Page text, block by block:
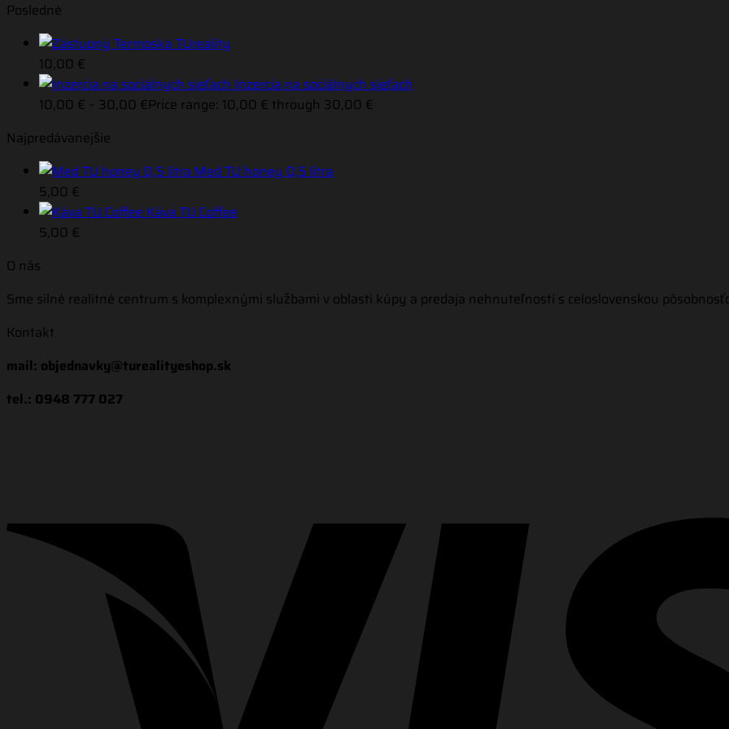
Posledné
Termoska TUreality
10,00 €
Inzercia na sociálnych sieťach
10,00 € 30,00 €Price range: 10,00 € through 30,00 €
Najpredávanejšie
Med TU honey 0,5 litra
5,00 €
Káva TU Coffee
5,00 €
O nás
Sme silné realitné centrum s komplexnými službami v oblasti kúpy a predaja nehnuteľností s celoslovenskou
Kontakt
mail: objednavky@turealityeshop.sk
tel.: 0948 777 027